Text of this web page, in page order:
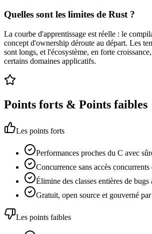
Quelles sont les limites de Rust ?
La courbe d'apprentissage est réelle : le
concept d'ownership déroute au départ. Les
sont longs, et l'écosystème, en forte
certains domaines applicatifs.
Points forts & Points faibles
Les points forts
Performances proches du C avec
Concurrence sans accès
Élimine des classes entières de
Gratuit, open source et gouverné
Les points faibles